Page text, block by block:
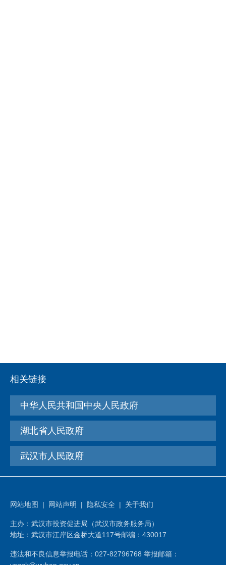
相关链接
中华人民共和国中央人民政府
湖北省人民政府
武汉市人民政府
网站地图 | 网站声明 | 隐私安全 | 关于我们
主办：武汉市投资促进局（武汉市政务服务局）
地址：武汉市江岸区金桥大道117号邮编：430017
违法和不良信息举报电话：027-82796768 举报邮箱：